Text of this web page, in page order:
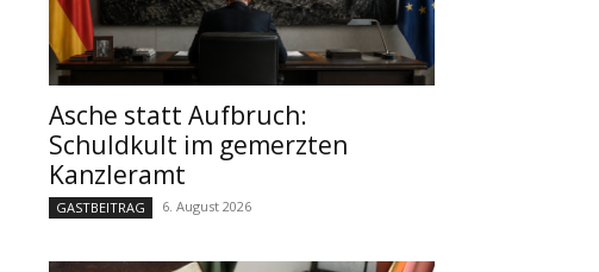
Asche statt Aufbruch:
Schuldkult im gemerzten
Kanzleramt
GASTBEITRAG 6. August 2026